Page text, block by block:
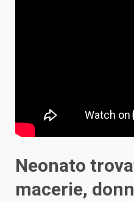
Neonato
macerie,